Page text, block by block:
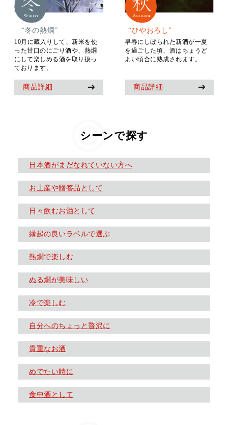
“ひやおろし”
早春にしぼられた新酒が一夏
を過ごした頃、酒はちょうど
よい頃合に熟成されます。
商品詳細
“冬の熱燗”
10月に蔵入りして、新米を使
った甘口のにごり酒や、熱燗
にして楽しめる酒を取り扱っ
ております。
商品詳細
シーンで探す
日本酒がまだなれていない方へ
お土産や贈答品として
日々飲むお酒として
縁起の良いラベルで選ぶ
熱燗で楽しむ
ぬる燗が美味しい
冷で楽しむ
自分へのちょっと贅沢に
貴重なお酒
めでたい時に
食中酒として